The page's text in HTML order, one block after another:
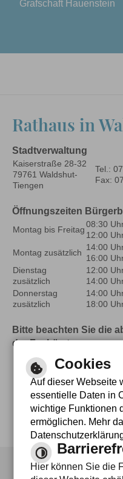
Grafschaft Hauenstein
Rathaus in
Stadtverwaltung
Kaiserstraße 28-32
79761 Waldshut-
Tiengen
Tel.:
Fax:
Öffnungszeiten
Montag bis Freitag
08:30
12:00
Montag zusätzlich
14:00
16:00
Dienstag
zusätzlich
12:00
14:00
Donnerstag
zusätzlich
14:00
18:00
Bitte beachten Sie die
der Fachämter
Cookies
Auf dieser Webseite
essentielle Daten in
wichtige Funktionen
ermöglichen. Mehr
Hier können Sie die